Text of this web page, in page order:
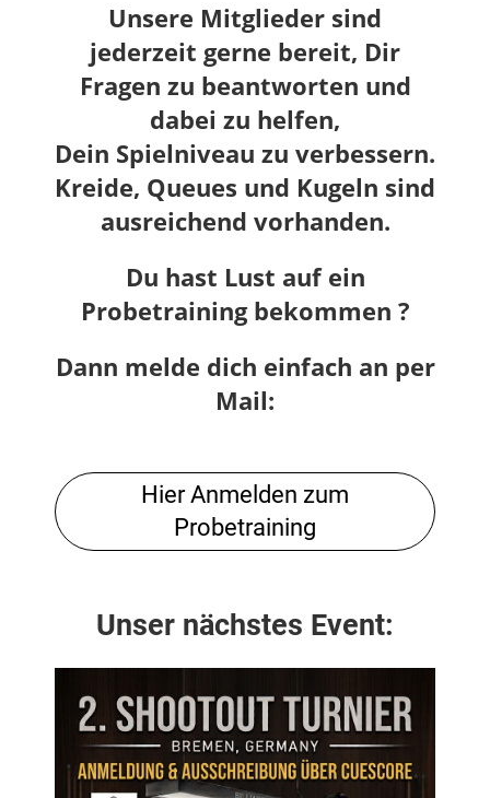
Unsere Mitglieder sind
jederzeit gerne bereit, Dir
Fragen zu beantworten und
dabei zu helfen,
Dein Spielniveau zu verbessern.
Kreide, Queues und Kugeln sind
ausreichend vorhanden.
Du hast Lust auf ein
Probetraining bekommen ?
Dann melde dich einfach an per
Mail:
Hier Anmelden zum
Probetraining
Unser nächstes Event: